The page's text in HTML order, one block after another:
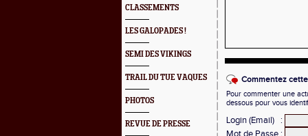
CLASSEMENTS
LES GALOPADES !
SEMI DES VIKINGS
TRAIL DU TUE VAQUES
PHOTOS
REVUE DE PRESSE
Commentez
Pour commenter une
dessous pour vous
Login (Email)
: